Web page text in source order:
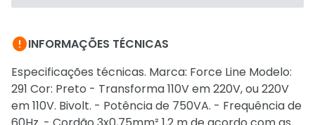
INFORMAÇÕES TÉCNICAS
Especificações técnicas. Marca: Force Line Modelo:
291 Cor: Preto - Transforma 110V em 220V, ou 220V
em 110V. Bivolt. - Potência de 750VA. - Frequência de